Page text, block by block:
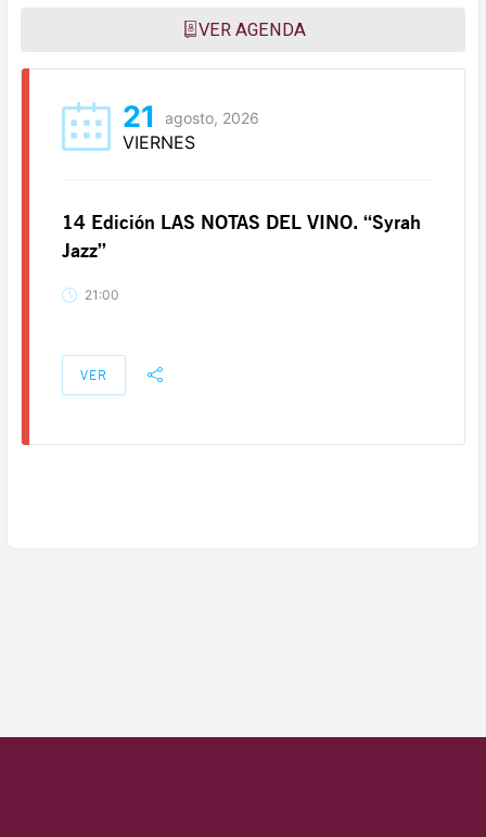
VER AGENDA
21 agosto, 2026
VIERNES
14 Edición LAS NOTAS DEL VINO. “Syrah
Jazz”
21:00
VER